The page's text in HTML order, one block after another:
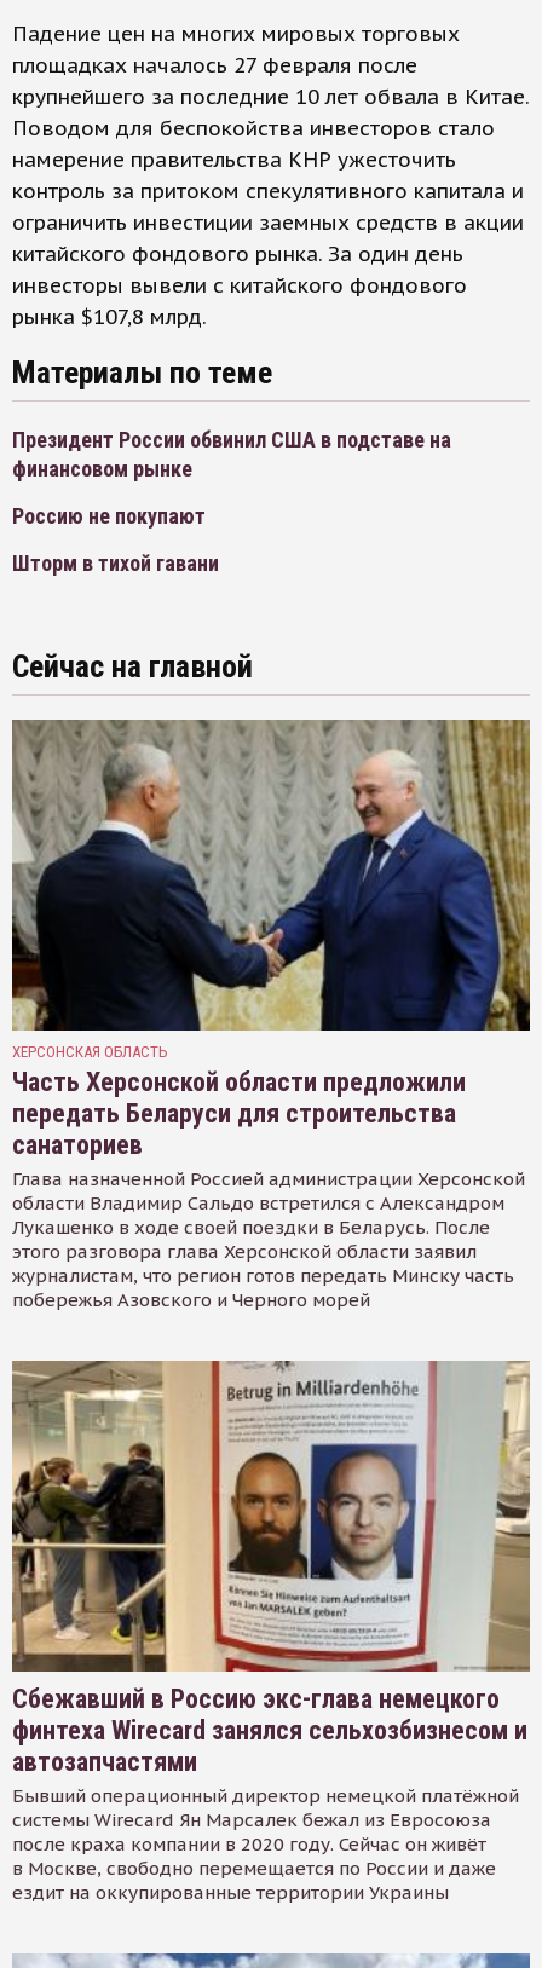
Падение цен на многих мировых торговых
площадках началось 27 февраля после
крупнейшего за последние 10 лет обвала в Китае.
Поводом для беспокойства инвесторов стало
намерение правительства КНР ужесточить
контроль за притоком спекулятивного капитала и
ограничить инвестиции заемных средств в акции
китайского фондового рынка. За один день
инвесторы вывели с китайского фондового
рынка $107,8 млрд.
Материалы по теме
Президент России обвинил США в подставе на
финансовом рынке
Россию не покупают
Шторм в тихой гавани
Сейчас на главной
ХЕРСОНСКАЯ ОБЛАСТЬ
Часть Херсонской области предложили
передать Беларуси для строительства
санаториев
Глава назначенной Россией администрации Херсонской
области Владимир Сальдо встретился с Александром
Лукашенко в ходе своей поездки в Беларусь. После
этого разговора глава Херсонской области заявил
журналистам, что регион готов передать Минску часть
побережья Азовского и Черного морей
Сбежавший в Россию экс-глава немецкого
финтеха Wirecard занялся сельхозбизнесом и
автозапчастями
Бывший операционный директор немецкой платёжной
системы Wirecard Ян Марсалек бежал из Евросоюза
после краха компании в 2020 году. Сейчас он живёт
в Москве, свободно перемещается по России и даже
ездит на оккупированные территории Украины